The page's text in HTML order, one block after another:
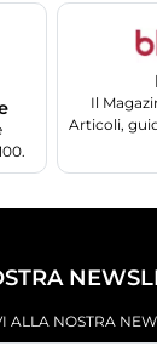
Il
Articoli,
ALLA NOSTRA